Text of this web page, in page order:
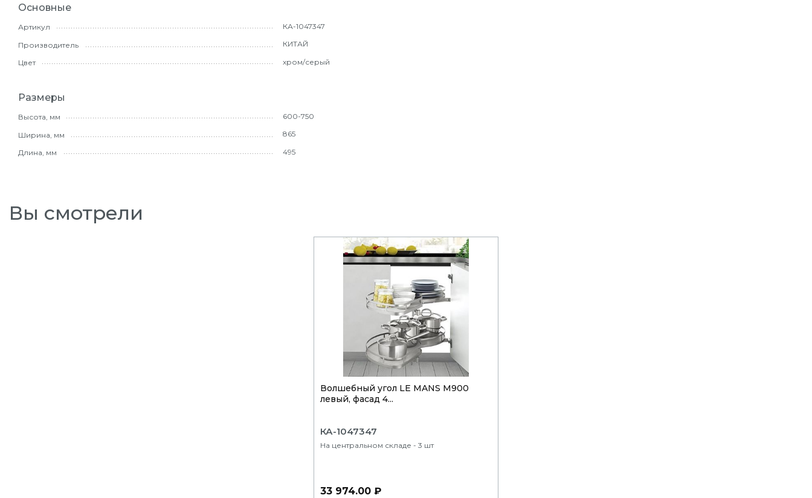
Основные
Артикул КА-1047347
Производитель КИТАЙ
Цвет хром/серый
Размеры
Высота, мм 600-750
Ширина, мм 865
Длина, мм 495
Вы смотрели
Волшебный угол LE MANS М900
левый, фасад 4...
КА-1047347
На центральном складе - 3 шт
33 974.00 ₽